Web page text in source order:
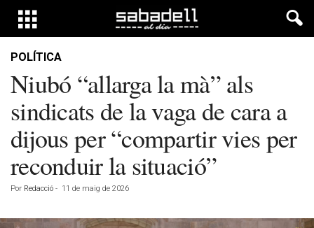
POLÍTICA
Niubó “allarga la mà” als
sindicats de la vaga de cara a
dijous per “compartir vies per
reconduir la situació”
Por Redacció - 11 de maig de 2026